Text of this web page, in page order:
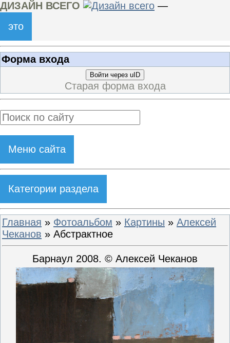
ДИЗАЙН ВСЕГО
—
это
Форма входа
Войти через uID
Старая форма входа
Меню сайта
Категории раздела
Главная » Фотоальбом » Картины » Алексей
Чеканов » Абстрактное
Барнаул 2008. © Алексей Чеканов